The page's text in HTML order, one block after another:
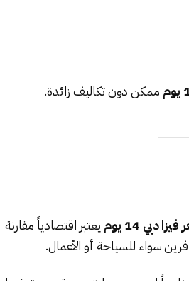
ممكن دون تكاليف زائدة.
دبي 14 يوم
يعتبر اقتصادياً مقارنة
سواء للسياحة أو الأعمال.